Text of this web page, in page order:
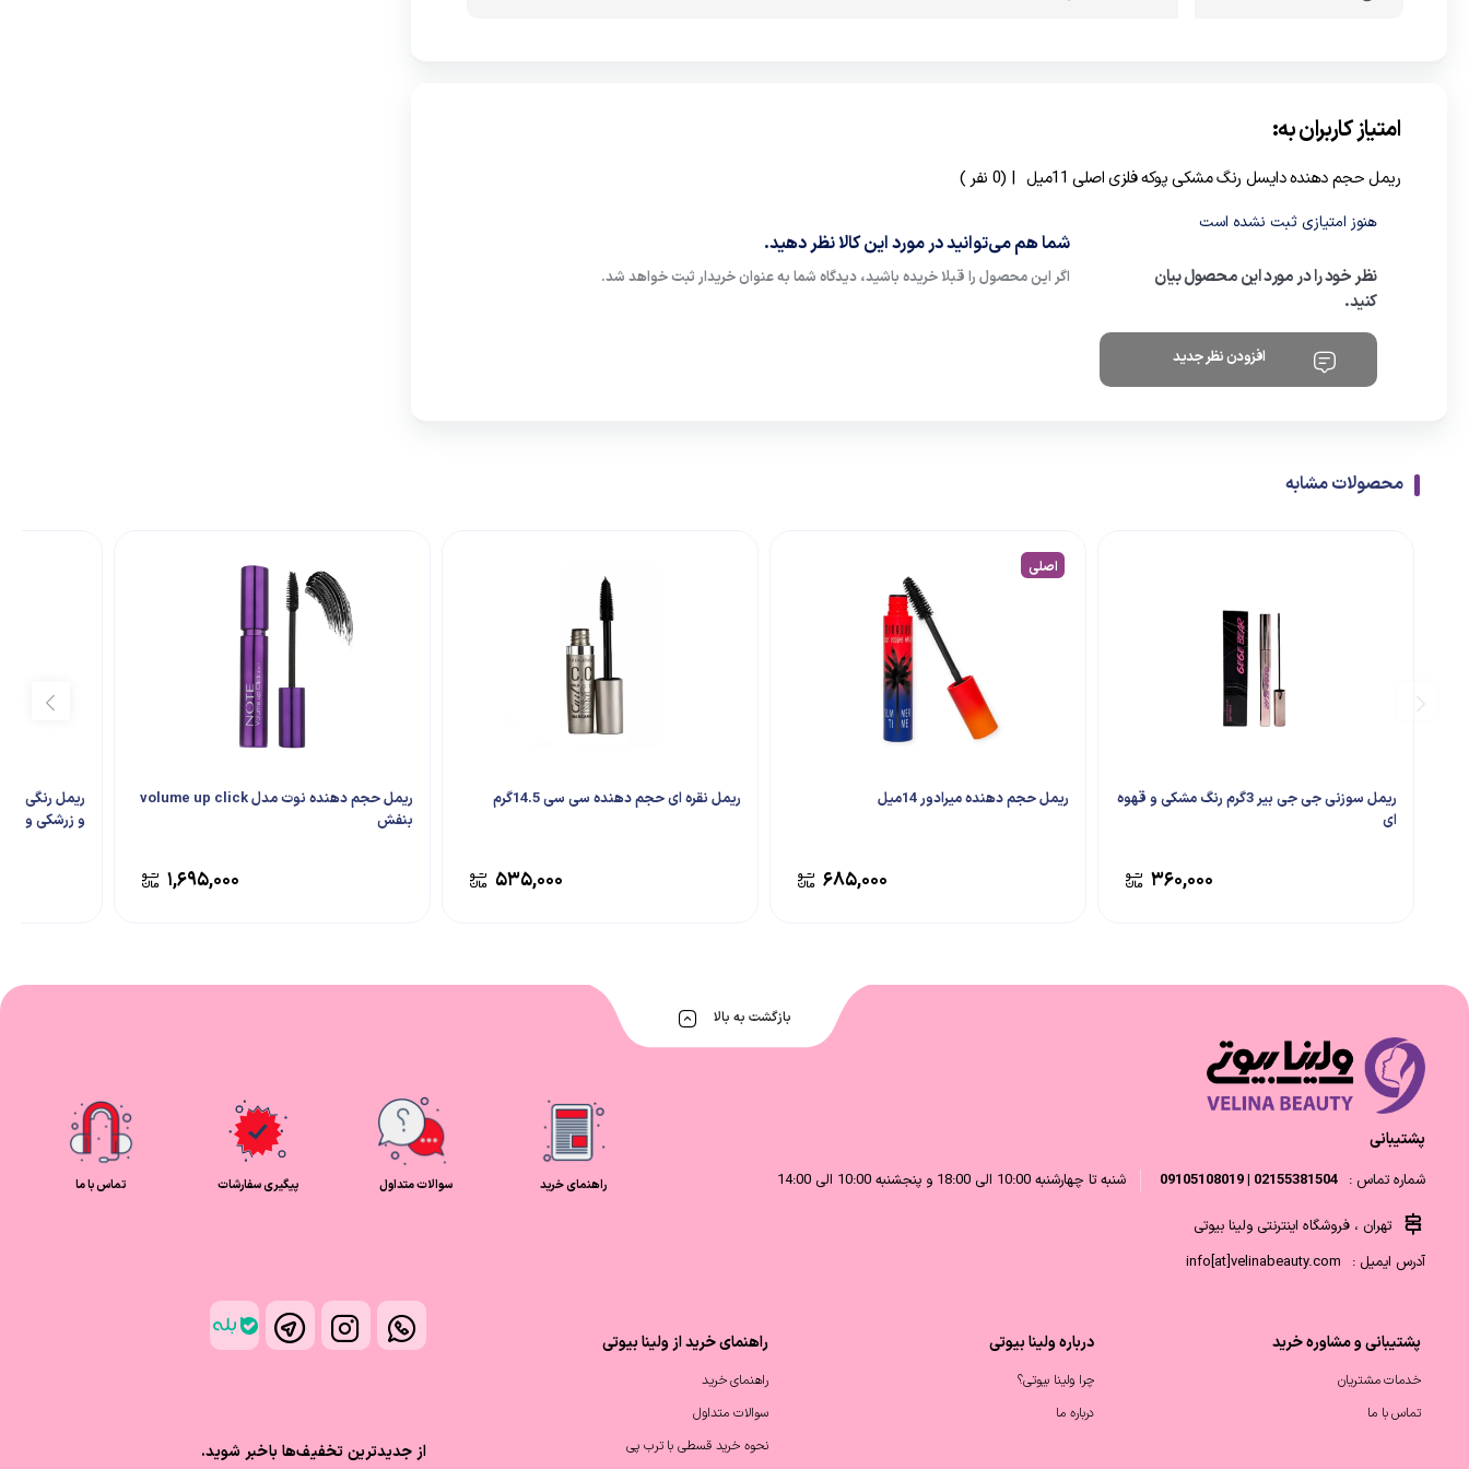
امتیاز کاربران به:
ریمل حجم دهنده دایسل رنگ مشکی پوکه فلزی اصلی 11میل | (0 نفر )
هنوز امتیازی ثبت نشده است
نظر خود را در مورد این محصول بیان
کنید.
افزودن نظر جدید
شما هم می‌توانید در مورد این کالا نظر دهید.
اگر این محصول را قبلا خریده باشید، دیدگاه شما به عنوان خریدار ثبت خواهد شد.
محصولات مشابه
ریمل سوزنی جی جی بیر 3گرم رنگ مشکی و قهوه
ای
۳۶۰,۰۰۰
اصلی
ریمل حجم دهنده میرادور 14میل
۶۸۵,۰۰۰
ریمل نقره ای حجم دهنده سی سی 14.5گرم
۵۳۵,۰۰۰
ریمل حجم دهنده نوت مدل volume up click
بنفش
۱,۶۹۵,۰۰۰
و زرشکی و
بازگشت به بالا
پشتیبانی
شماره تماس : 02155381504 | 09105108019 شنبه تا چهارشنبه 10:00 الی 18:00 و پنجشنبه 10:00 الی 14:00
تهران ، فروشگاه اینترنتی ولینا بیوتی
آدرس ایمیل : info[at]velinabeauty.com
راهنمای خرید سوالات متداول پیگیری سفارشات تماس با ما
پشتیبانی و مشاوره خرید
خدمات مشتریان
تماس با ما
درباره ولینا بیوتی
چرا ولینا بیوتی؟
درباره ما
راهنمای خرید از ولینا بیوتی
راهنمای خرید
سوالات متداول
نحوه خرید قسطی با ترب پی
از جدیدترین تخفیف‌ها باخبر شوید.